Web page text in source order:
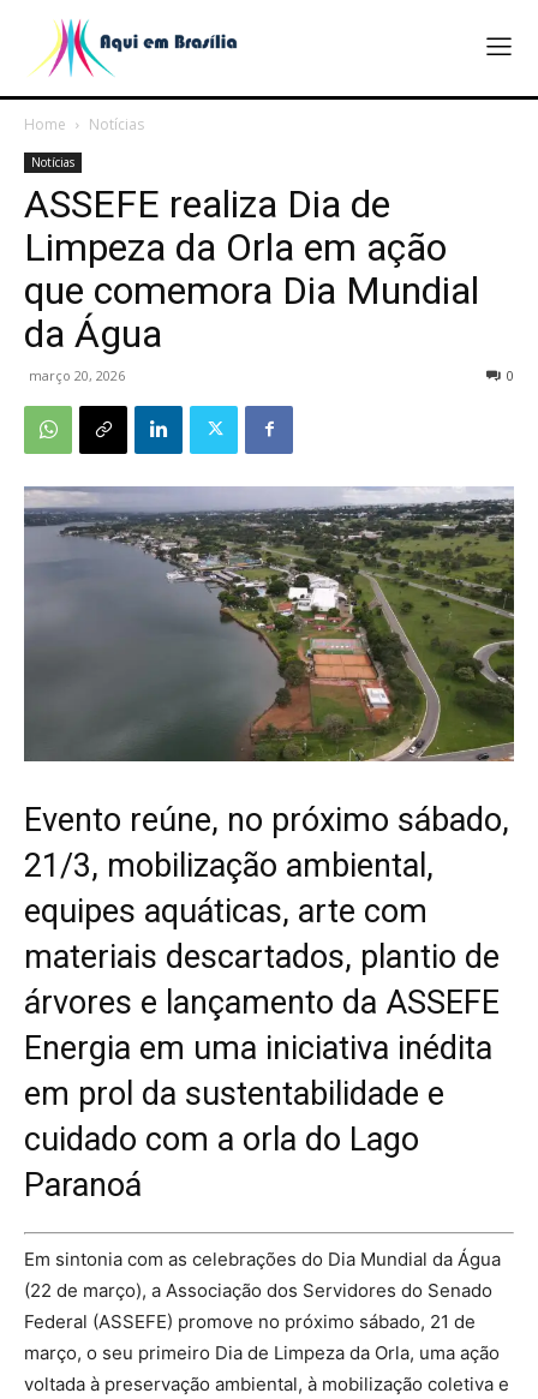
Home Notícias
Notícias
ASSEFE realiza Dia de
Limpeza da Orla em ação
que comemora Dia Mundial
da Água
março 20, 2026 0
Evento reúne, no próximo sábado,
21/3, mobilização ambiental,
equipes aquáticas, arte com
materiais descartados, plantio de
árvores e lançamento da ASSEFE
Energia em uma iniciativa inédita
em prol da sustentabilidade e
cuidado com a orla do Lago
Paranoá
Em sintonia com as celebrações do Dia Mundial da Água
(22 de março), a Associação dos Servidores do Senado
Federal (ASSEFE) promove no próximo sábado, 21 de
março, o seu primeiro Dia de Limpeza da Orla, uma ação
voltada à preservação ambiental, à mobilização coletiva e